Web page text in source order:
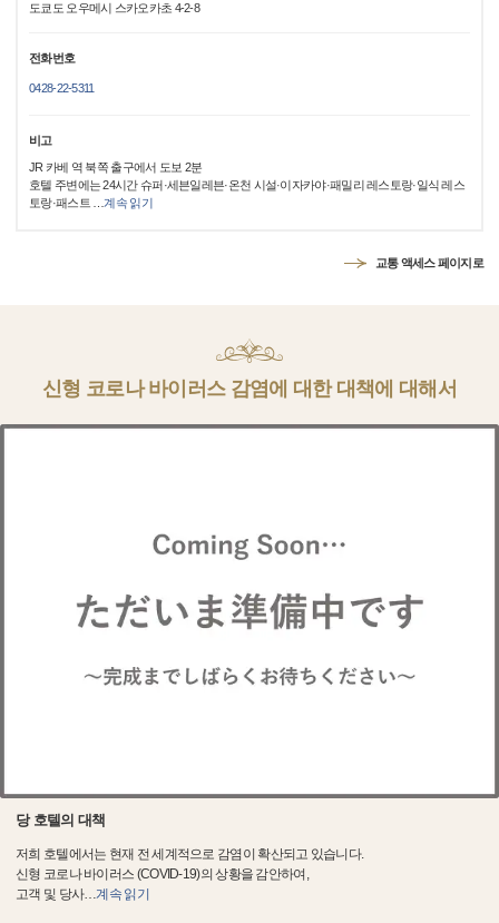
도쿄도 오우메시 스카오카초 4-2-8
전화번호
0428-22-5311
비고
JR 카베 역 북쪽 출구에서 도보 2분
호텔 주변에는 24시간 슈퍼·세븐일레븐·온천 시설·이자카야·패밀리 레스토랑·일식 레스
토랑·패스트
계속 읽기
교통 액세스 페이지로
신형 코로나 바이러스 감염에 대한 대책에 대해서
당 호텔의 대책
저희 호텔에서는 현재 전 세계적으로 감염이 확산되고 있습니다.
신형 코로나 바이러스 (COVID-19)의 상황을 감안하여,
고객 및 당사…계속 읽기